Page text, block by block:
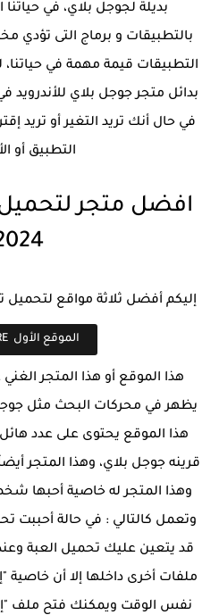
بديلة لجوجل بلاي، في
بالتطبيقات و برماج التى تؤدي
التطبيقات قيمة مهمة في
بدائل متجر جوجل بلاي
في حال أنك تريد التغير أو
التطبيق أو
افضل متجر
إليكم أفضل ثلاثة مواقع لتحميل
الموقع الأول APKPURE
هذا الموقع أو هذا المتجر
يظهر في محركات البحث مثل
هذا الموقع يحتوى على عدد
قرينه جوجل بلاي، وهذا المتجر
وهذا المتجر له خاصية أحبها
وتعمل كالتالي : في حالة أحببت
قد يتعين عليك تحميل العبة
ملفات أخرى داخلها إلا أن
نفس الوقت ويمكنك فتح ملف